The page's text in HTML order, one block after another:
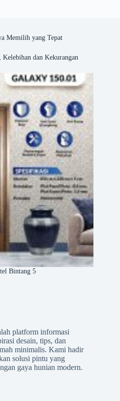
Memilih yang Tepat
dan Kekurangan
Bintang 5
platform informasi
desain, tips, dan
minimalis. Kami hadir
solusi pintu yang
gaya hunian modern.